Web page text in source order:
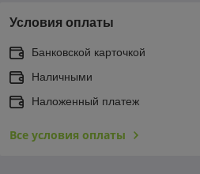
Условия оплаты
Банковской карточкой
Наличными
Наложенный платеж
Все условия оплаты